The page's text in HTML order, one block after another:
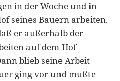
in der Woche und in
seines Bauern arbeiten.
er außerhalb der
auf dem Hof
blieb seine Arbeit
ging vor und mußte